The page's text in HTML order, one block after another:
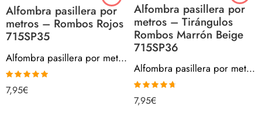
Alfombra pasillera por
metros – Rombos Rojos
715SP35
Alfombra pasillera por metros – Rombos Rojos 715SP35
Valorado con
5.00de 5
7,95€
Alfombra pasillera por
metros – Tirángulos
Rombos Marrón Beige
715SP36
Alfombra pasillera por metros – Tirángulos Rombos Marrón Beige 715SP36
Valorado
con4.67
7,95€